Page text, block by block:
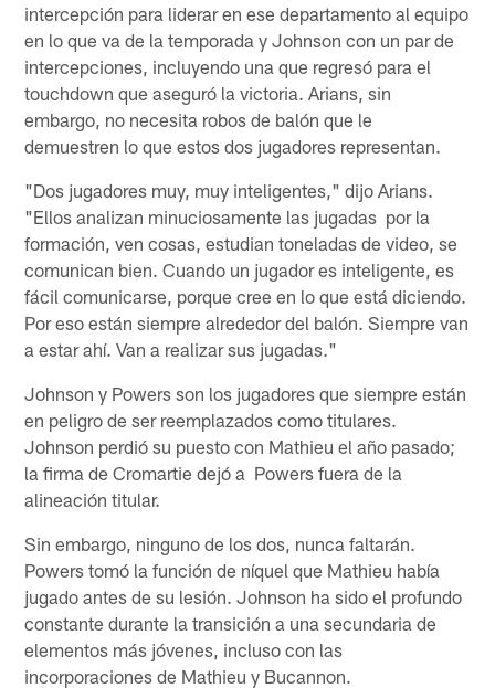
intercepción para liderar en ese departamento al equipo
en lo que va de la temporada y Johnson con un par de
intercepciones, incluyendo una que regresó para el
touchdown que aseguró la victoria. Arians, sin
embargo, no necesita robos de balón que le
demuestren lo que estos dos jugadores representan.
"Dos jugadores muy, muy inteligentes," dijo Arians.
"Ellos analizan minuciosamente las jugadas por la
formación, ven cosas, estudian toneladas de video, se
comunican bien. Cuando un jugador es inteligente, es
fácil comunicarse, porque cree en lo que está diciendo.
Por eso están siempre alrededor del balón. Siempre van
a estar ahí. Van a realizar sus jugadas."
Johnson y Powers son los jugadores que siempre están
en peligro de ser reemplazados como titulares.
Johnson perdió su puesto con Mathieu el año pasado;
la firma de Cromartie dejó a Powers fuera de la
alineación titular.
Sin embargo, ninguno de los dos, nunca faltarán.
Powers tomó la función de níquel que Mathieu había
jugado antes de su lesión. Johnson ha sido el profundo
constante durante la transición a una secundaria de
elementos más jóvenes, incluso con las
incorporaciones de Mathieu y Bucannon.